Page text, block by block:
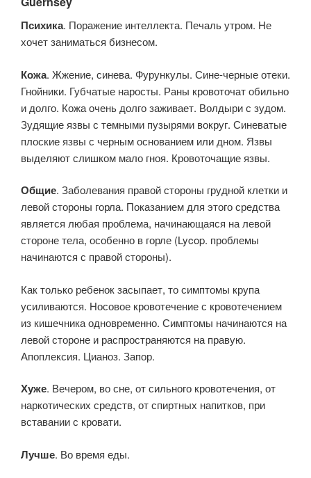
Психика. Поражение интеллекта. Печаль утром. Не
хочет заниматься бизнесом.
Кожа. Жжение, синева. Фурункулы. Сине-черные отеки.
Гнойники. Губчатые наросты. Раны кровоточат обильно
и долго. Кожа очень долго заживает. Волдыри с зудом.
Зудящие язвы с темными пузырями вокруг. Синеватые
плоские язвы с черным основанием или дном. Язвы
выделяют слишком мало гноя. Кровоточащие язвы.
Общие. Заболевания правой стороны грудной клетки и
левой стороны горла. Показанием для этого средства
является любая проблема, начинающаяся на левой
стороне тела, особенно в горле (Lycop. проблемы
начинаются с правой стороны).
Как только ребенок засыпает, то симптомы крупа
усиливаются. Носовое кровотечение с кровотечением
из кишечника одновременно. Симптомы начинаются на
левой стороне и распространяются на правую.
Апоплексия. Цианоз. Запор.
Хуже. Вечером, во сне, от сильного кровотечения, от
наркотических средств, от спиртных напитков, при
вставании с кровати.
Лучше. Во время еды.